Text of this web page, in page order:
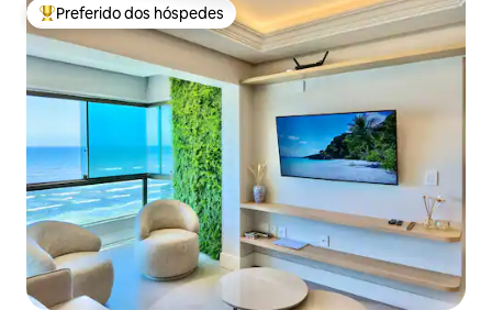
Entre os melhores preferidos dos hóspedes
Preferido dos hóspedes